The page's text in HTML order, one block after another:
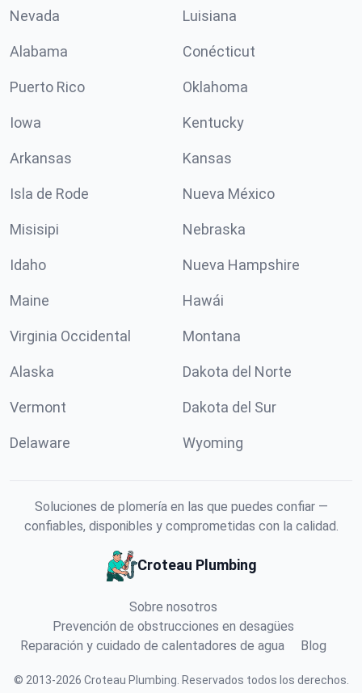
Nevada Luisiana
Alabama Conécticut
Puerto Rico Oklahoma
Iowa Kentucky
Arkansas Kansas
Isla de Rode Nueva México
Misisipi Nebraska
Idaho Nueva Hampshire
Maine Hawái
Virginia Occidental Montana
Alaska Dakota del Norte
Vermont Dakota del Sur
Delaware Wyoming
Soluciones de plomería en las que puedes confiar —
confiables, disponibles y comprometidas con la calidad.
Croteau Plumbing
Sobre nosotros
Prevención de obstrucciones en desagües
Reparación y cuidado de calentadores de agua
Blog
© 2013-2026 Croteau Plumbing Reservados todos los derechos.